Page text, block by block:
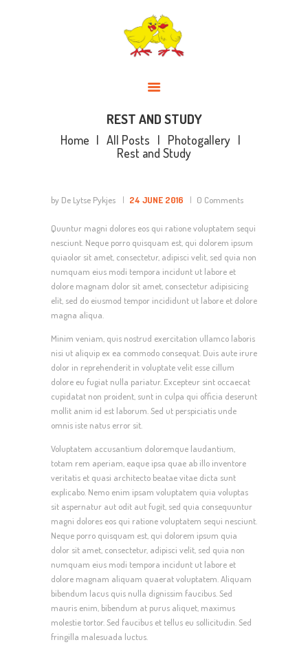
REST AND STUDY
Home All Posts
Photogallery
Rest and Study
DAGOPVANG EN MOGELIJKHEDEN
BUITENSCHOOLSE OPVANG
PEUTERGROEP
TWEETALIG
THEMA’S JAARPLANNING
AANMELDEN
OUDERLOGIN / APP
GGD RAPPORTAGE
OUDERCOMMISSIE
ONS TEAM
CONTACT
FOTOGALERIJ
by De Lytse Pykjes 24 JUNE 2016 0 Comments
Quuntur magni dolores eos qui ratione voluptatem sequi
nesciunt. Neque porro quisquam est, qui dolorem ipsum
quiaolor sit amet, consectetur, adipisci velit, sed quia non
numquam eius modi tempora incidunt ut labore et
dolore magnam dolor sit amet, consectetur adipisicing
elit, sed do eiusmod tempor incididunt ut labore et dolore
magna aliqua.
Minim veniam, quis nostrud exercitation ullamco laboris
nisi ut aliquip ex ea commodo consequat. Duis aute irure
dolor in reprehenderit in voluptate velit esse cillum
dolore eu fugiat nulla pariatur. Excepteur sint occaecat
cupidatat non proident, sunt in culpa qui officia deserunt
mollit anim id est laborum. Sed ut perspiciatis unde
omnis iste natus error sit.
Voluptatem accusantium doloremque laudantium,
totam rem aperiam, eaque ipsa quae ab illo inventore
veritatis et quasi architecto beatae vitae dicta sunt
explicabo. Nemo enim ipsam voluptatem quia voluptas
sit aspernatur aut odit aut fugit, sed quia consequuntur
magni dolores eos qui ratione voluptatem sequi nesciunt.
Neque porro quisquam est, qui dolorem ipsum quia
dolor sit amet, consectetur, adipisci velit, sed quia non
numquam eius modi tempora incidunt ut labore et
dolore magnam aliquam quaerat voluptatem. Aliquam
bibendum lacus quis nulla dignissim faucibus. Sed
mauris enim, bibendum at purus aliquet, maximus
molestie tortor. Sed faucibus et tellus eu sollicitudin. Sed
fringilla malesuada luctus.